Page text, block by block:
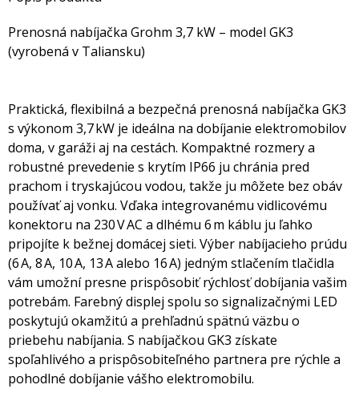
Prenosná nabíjačka Grohm 3,7 kW – model GK3
(vyrobená v Taliansku)
Praktická, flexibilná a bezpečná prenosná nabíjačka GK3
s výkonom 3,7 kW je ideálna na dobíjanie elektromobilov
doma, v garáži aj na cestách. Kompaktné rozmery a
robustné prevedenie s krytím IP66 ju chránia pred
prachom i tryskajúcou vodou, takže ju môžete bez obáv
používať aj vonku. Vďaka integrovanému vidlicovému
konektoru na 230 V AC a dlhému 6 m káblu ju ľahko
pripojíte k bežnej domácej sieti. Výber nabíjacieho prúdu
(6 A, 8 A, 10 A, 13 A alebo 16 A) jedným stlačením tlačidla
vám umožní presne prispôsobiť rýchlosť dobíjania vašim
potrebám. Farebný displej spolu so signalizačnými LED
poskytujú okamžitú a prehľadnú spätnú väzbu o
priebehu nabíjania. S nabíjačkou GK3 získate
spoľahlivého a prispôsobiteľného partnera pre rýchle a
pohodlné dobíjanie vášho elektromobilu.